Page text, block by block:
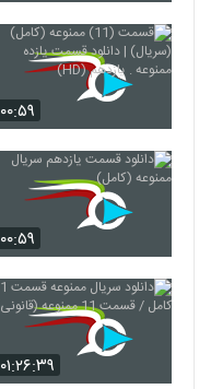
۰۰:۵۹
۰۰:۵۹
۰۱:۲۶:۳۹